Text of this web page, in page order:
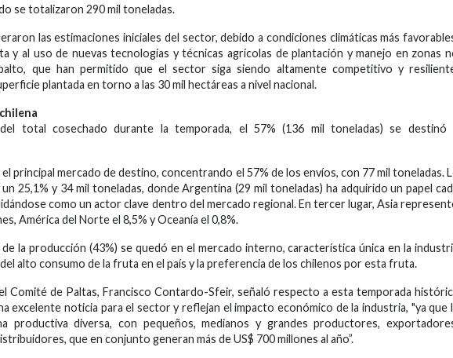
se totalizaron 290 mil toneladas.
las estimaciones iniciales del sector, debido a condiciones climáticas más
y al uso de nuevas tecnologías y técnicas agrícolas de plantación y manejo en zonas
que han permitido que el sector siga siendo altamente competitivo y
plantada en torno a las 30 mil hectáreas a nivel nacional.
total cosechado durante la temporada, el 57% (136 mil toneladas) se destinó
principal mercado de destino, concentrando el 57% de los envíos, con 77 mil toneladas.
25,1% y 34 mil toneladas, donde Argentina (29 mil toneladas) ha adquirido un papel
como un actor clave dentro del mercado regional. En tercer lugar, Asia
América del Norte el 8,5% y Oceanía el 0,8%.
la producción (43%) se quedó en el mercado interno, característica única en la
alto consumo de la fruta en el país y la preferencia de los chilenos por esta fruta.
Comité de Paltas, Francisco Contardo-Sfeir, señaló respecto a esta temporada
excelente noticia para el sector y reflejan el impacto económico de la industria, "ya que
productiva diversa, con pequeños, medianos y grandes productores,
que en conjunto generan más de US$ 700 millones al año”.